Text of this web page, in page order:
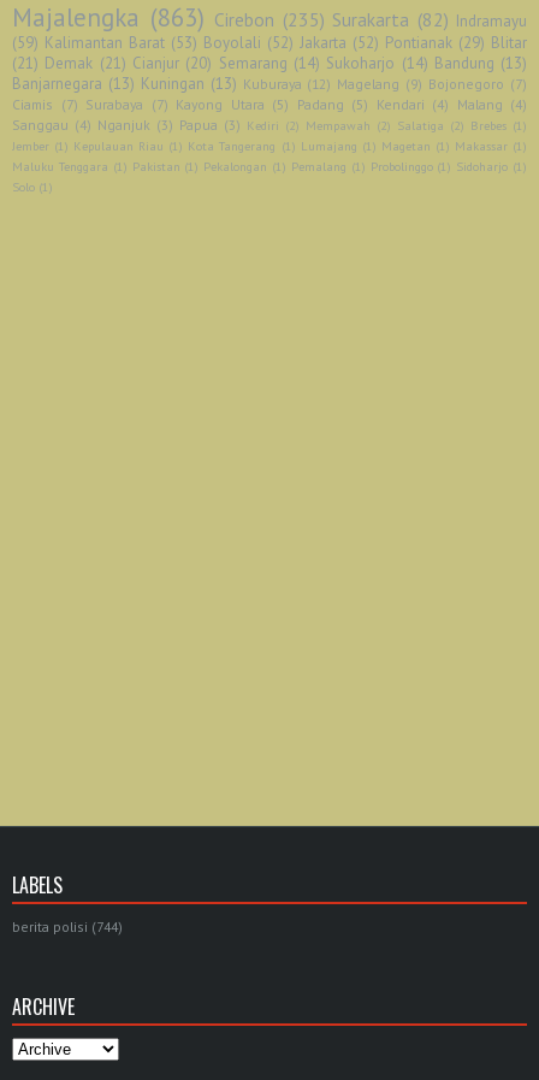
Majalengka (863) Cirebon (235) Surakarta (82) Indramayu
(59) Kalimantan Barat (53) Boyolali (52) Jakarta (52) Pontianak (29) Blitar
(21) Demak (21) Cianjur (20) Semarang (14) Sukoharjo (14) Bandung (13)
Banjarnegara (13) Kuningan (13) Kuburaya (12) Magelang (9) Bojonegoro (7)
Ciamis (7) Surabaya (7) Kayong Utara (5) Padang (5) Kendari (4) Malang (4)
Sanggau (4) Nganjuk (3) Papua (3) Kediri (2) Mempawah (2) Salatiga (2) Brebes (1)
Jember (1) Kepulauan Riau (1) Kota Tangerang (1) Lumajang (1) Magetan (1) Makassar (1)
Maluku Tenggara (1) Pakistan (1) Pekalongan (1) Pemalang (1) Probolinggo (1) Sidoharjo (1)
Solo (1)
LABELS
berita polisi (744)
ARCHIVE